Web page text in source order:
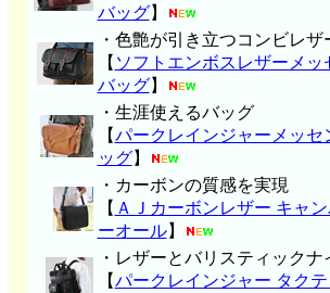
バッグ】
・色艶が引き立つコンビレザ
【 ソフトエンボスレザーメッ
バッグ】
・生涯使えるバッグ
【パークレインジャーメッセ
ッグ】
・カーボンの質感を実現
【 ＡＪカーボンレザー キャ
ーオール】
・レザーとバリスティックナ
【パークレインジャー タクテ